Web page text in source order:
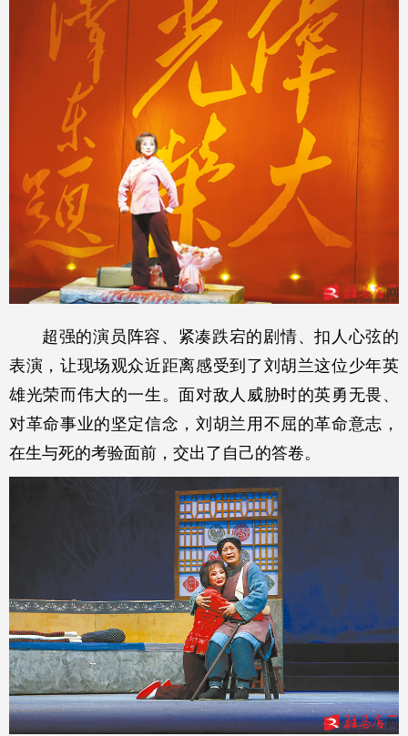
超强的演员阵容、紧凑跌宕的剧情、扣人心弦的
表演，让现场观众近距离感受到了刘胡兰这位少年英
雄光荣而伟大的一生。面对敌人威胁时的英勇无畏、
对革命事业的坚定信念，刘胡兰用不屈的革命意志，
在生与死的考验面前，交出了自己的答卷。